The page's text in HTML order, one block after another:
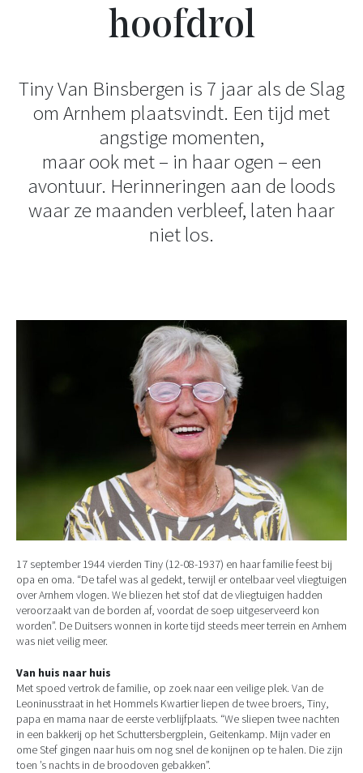
hoofdrol
Tiny Van Binsbergen is 7 jaar als de Slag
om Arnhem plaatsvindt. Een tijd met
angstige momenten,
maar ook met – in haar ogen – een
avontuur. Herinneringen aan de loods
waar ze maanden verbleef, laten haar
niet los.
17 september 1944 vierden Tiny (12-08-1937) en haar familie feest bij
opa en oma. “De tafel was al gedekt, terwijl er ontelbaar veel vliegtuigen
over Arnhem vlogen. We bliezen het stof dat de vliegtuigen hadden
veroorzaakt van de borden af, voordat de soep uitgeserveerd kon
worden”. De Duitsers wonnen in korte tijd steeds meer terrein en Arnhem
was niet veilig meer.
Van huis naar huis
Met spoed vertrok de familie, op zoek naar een veilige plek. Van de
Leoninusstraat in het Hommels Kwartier liepen de twee broers, Tiny,
papa en mama naar de eerste verblijfplaats. “We sliepen twee nachten
in een bakkerij op het Schuttersbergplein, Geitenkamp. Mijn vader en
ome Stef gingen naar huis om nog snel de konijnen op te halen. Die zijn
toen ’s nachts in de broodoven gebakken”.